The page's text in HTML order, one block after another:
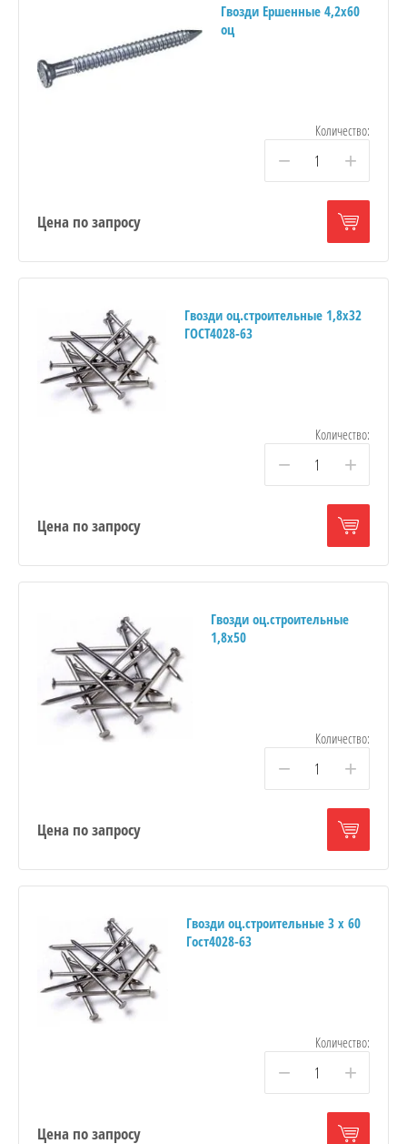
Гвозди Ершенные 4,2х60
оц
Количество:
− +
Цена по запросу
Гвозди оц.строительные 1,8х32
ГОСТ4028-63
Количество:
− +
Цена по запросу
Гвозди оц.строительные
1,8х50
Количество:
− +
Цена по запросу
Гвозди оц.строительные 3 х 60
Гост4028-63
Количество:
− +
Цена по запросу